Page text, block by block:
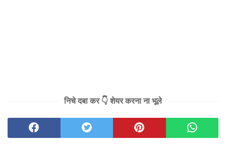
निचे दबा कर 👇 शेयर करना ना भूले